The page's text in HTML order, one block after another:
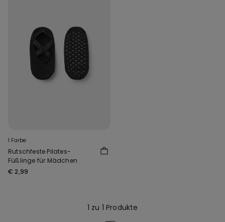
1 Farbe
Rutschfeste Pilates-
Füßlinge für Mädchen
€ 2,99
1 zu 1 Produkte